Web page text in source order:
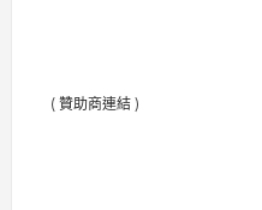
( 贊助商連結 )